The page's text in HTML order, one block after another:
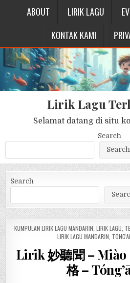
ABOUT LIRIK LAGU
KONTAK KAMI
Lirik Lagu
Selamat datang di situ
Search
Search
Search
POSTED
KUMPULAN LIRIK LAGU MANDARIN LIRIK LAGU
LIRIK LAGU MANDARIN
Lirik 妙聽聞 –
格 –